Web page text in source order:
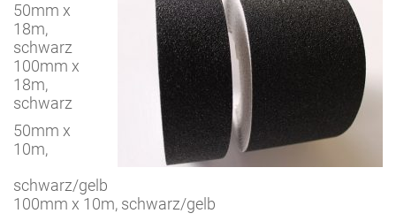
50mm x
18m,
schwarz
100mm x
18m,
schwarz
50mm x
10m,
schwarz/gelb
100mm x 10m, schwarz/gelb